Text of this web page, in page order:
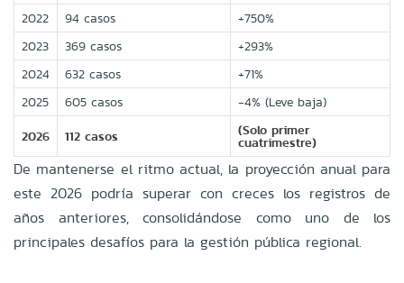
2022
94 casos
+750%
2023
369 casos
+293%
2024
632 casos
+71%
2025
605 casos
-4% (Leve baja)
2026
112 casos (Solo primer
cuatrimestre)
De mantenerse el ritmo actual, la proyección anual para
este 2026 podría superar con creces los registros de
años anteriores, consolidándose como uno de los
principales desafíos para la gestión pública regional.